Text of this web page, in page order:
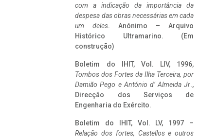
com a indicação da importância da
despesa das obras necessárias em cada
um deles. Anónimo – Arquivo
Histórico Ultramarino. (Em
construção)
Boletim do IHIT, Vol. LIV, 1996,
Tombos dos Fortes da Ilha Terceira, por
Damião Pego e António d’ Almeida Jr.,
Direcção dos Serviços de
Engenharia do Exército.
Boletim do IHIT, Vol. LV, 1997 –
Relação dos fortes, Castellos e outros